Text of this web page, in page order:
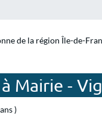
de la région Île-de-
Mairie -
)